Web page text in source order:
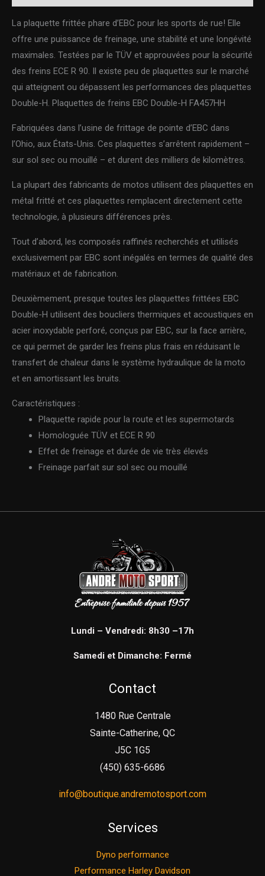
La plaquette frittée phare d’EBC pour les sports de rue! Elle
offre une puissance de freinage, une stabilité et une longévité
maximales. Testées par le TÜV et approuvées pour la sécurité
des freins ECE R 90. Il existe peu de plaquettes sur le marché
qui atteignent ou dépassent les performances des plaquettes
Double-H. Plaquettes de freins EBC Double-H FA457HH
Fabriquées dans l’usine de frittage de pointe d’EBC dans
l’Ohio, aux États-Unis. Ces plaquettes s’arrêtent rapidement –
sur sol sec ou mouillé – et durent des milliers de kilomètres.
La plupart des fabricants de motos utilisent des plaquettes en
métal fritté et ces plaquettes remplacent directement cette
technologie, à plusieurs différences près.
Tout d’abord, les composés raffinés recherchés et utilisés
exclusivement par EBC sont inégalés en termes de qualité des
matériaux et de fabrication.
Deuxièmement, presque toutes les plaquettes frittées EBC
Double-H utilisent des boucliers thermiques et acoustiques en
acier inoxydable perforé, conçus par EBC, sur la face arrière,
ce qui permet de garder les freins plus frais en réduisant le
transfert de chaleur dans le système hydraulique de la moto
et en amortissant les bruits.
Caractéristiques :
Plaquette rapide pour la route et les supermotards
Homologuée TÜV et ECE R 90
Effet de freinage et durée de vie très élevés
Freinage parfait sur sol sec ou mouillé
Lundi – Vendredi: 8h30 –17h
Samedi et Dimanche: Fermé
Contact
1480 Rue Centrale
Sainte-Catherine, QC
J5C 1G5
(450) 635-6686
info@boutique.andremotosport.com
Services
Dyno performance
Performance Harley Davidson